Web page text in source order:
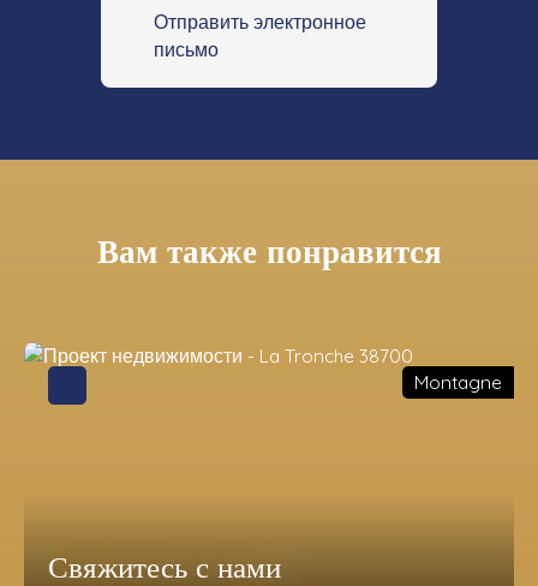
Отправить электронное
письмо
Вам также понравится
Свяжитесь с нами
Montagne